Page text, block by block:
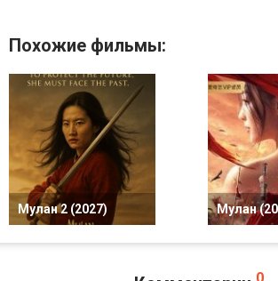
Похожие фильмы:
Мулан 2 (2027) Мулан